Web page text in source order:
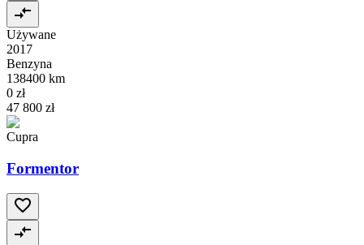
Używane
2017
Benzyna
138400 km
0 zł
47 800 zł
Cupra
Formentor